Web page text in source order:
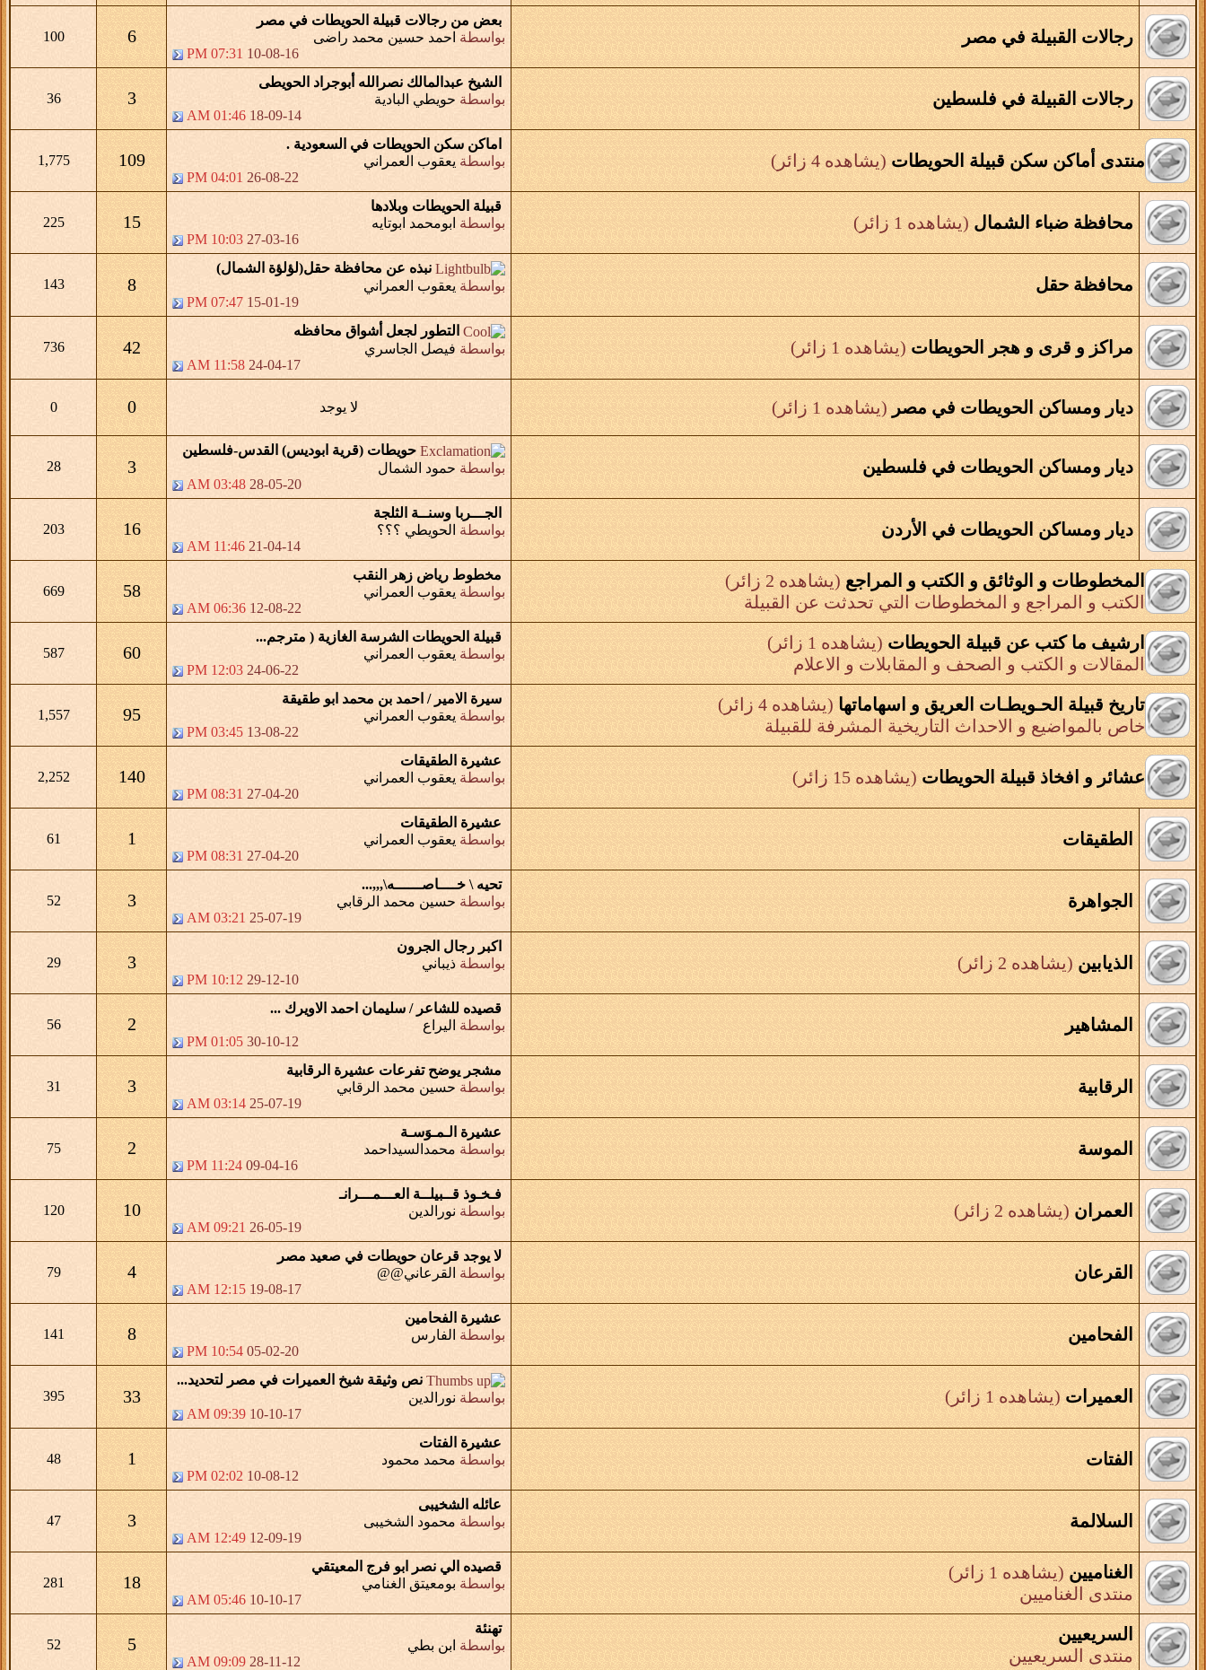
رجالات القبيلة في مصر
بعض من رجالات قبيلة الحويطات في مصر
بواسطة احمد حسين محمد راضى
10-08-16
07:31 PM
6
100
رجالات القبيلة في فلسطين
الشيخ عبدالمالك نصرالله أبوجراد الحويطى
بواسطة حويطي البادية
18-09-14
01:46 AM
3
36
منتدى أماكن سكن قبيلة الحويطات (يشاهده 4 زائر)
اماكن سكن الحويطات في السعودية .
بواسطة يعقوب العمراني
26-08-22
04:01 PM
109
1,775
محافظة ضباء الشمال (يشاهده 1 زائر)
قبيلة الحويطات وبلادها
بواسطة ابومحمد ابوتايه
27-03-16
10:03 PM
15
225
محافظة حقل
نبذه عن محافظة حقل(لؤلؤة الشمال)
بواسطة يعقوب العمراني
15-01-19
07:47 PM
8
143
مراكز و قرى و هجر الحويطات (يشاهده 1 زائر)
التطور لجعل أشواق محافظه
بواسطة فيصل الجاسري
24-04-17
11:58 AM
42
736
ديار ومساكن الحويطات في مصر (يشاهده 1 زائر) لا يوجد 0
0
ديار ومساكن الحويطات في فلسطين
حويطات (قرية ابوديس) القدس-فلسطين
بواسطة حمود الشمال
28-05-20
03:48 AM
3
28
ديار ومساكن الحويطات في الأردن
الجـــربا وسنــة الثلجة
بواسطة الحويطي ؟؟؟
21-04-14
11:46 AM
16
203
المخطوطات و الوثائق و الكتب و المراجع (يشاهده 2 زائر)
الكتب و المراجع و المخطوطات التي تحدثت عن القبيلة
مخطوط رياض زهر النقب
بواسطة يعقوب العمراني
12-08-22
06:36 AM
58
669
ارشيف ما كتب عن قبيلة الحويطات (يشاهده 1 زائر)
المقالات و الكتب و الصحف و المقابلات و الاعلام
قبيلة الحويطات الشرسة الغازية ( مترجم...
بواسطة يعقوب العمراني
24-06-22
12:03 PM
60
587
تاريخ قبيلة الحـويطـات العريق و اسهاماتها (يشاهده 4 زائر)
خاص بالمواضيع و الاحداث التاريخية المشرفة للقبيلة
سيرة الامير / احمد بن محمد ابو طقيقة
بواسطة يعقوب العمراني
13-08-22
03:45 PM
95
1,557
عشائر و افخاذ قبيلة الحويطات (يشاهده 15 زائر)
عشيرة الطقيقات
بواسطة يعقوب العمراني
27-04-20
08:31 PM
140
2,252
الطقيقات
عشيرة الطقيقات
بواسطة يعقوب العمراني
27-04-20
08:31 PM
1
61
الجواهرة
تحيه \ خــــاصــــــه\,,,...
بواسطة حسين محمد الرقابي
25-07-19
03:21 AM
3
52
الذيابين (يشاهده 2 زائر)
اكبر رجال الجرون
بواسطة ذيباني
29-12-10
10:12 PM
3
29
المشاهير
قصيده للشاعر / سليمان احمد الاويرك ...
بواسطة اليراع
30-10-12
01:05 PM
2
56
الرقابية
مشجر يوضح تفرعات عشيرة الرقابية
بواسطة حسين محمد الرقابي
25-07-19
03:14 AM
3
31
الموسة
عشيرة الـمـوَسـة
بواسطة محمدالسيداحمد
09-04-16
11:24 PM
2
75
العمران (يشاهده 2 زائر)
فـخـوذ قــبيلــة العـــمـــرانـ
بواسطة نورالدين
26-05-19
09:21 AM
10
120
القرعان
لا يوجد قرعان حويطات في صعيد مصر
بواسطة القرعاني@@
19-08-17
12:15 AM
4
79
الفحامين
عشيرة الفحامين
بواسطة الفارس
05-02-20
10:54 PM
8
141
العميرات (يشاهده 1 زائر)
نص وثيقة شيخ العميرات في مصر لتحديد...
بواسطة نورالدين
10-10-17
09:39 AM
33
395
الفتات
عشيرة الفتات
بواسطة محمد محمود
10-08-12
02:02 PM
1
48
السلالمة
عائله الشخيبى
بواسطة محمود الشخيبى
12-09-19
12:49 AM
3
47
الغناميين (يشاهده 1 زائر)
منتدى الغناميين
قصيده الي نصر ابو فرج المعيتقي
بواسطة بومعيتق الغنامي
10-10-17
05:46 AM
18
281
السريعيين
منتدى السريعيين
تهنئة
بواسطة ابن بطي
28-11-12
09:09 AM
5
52